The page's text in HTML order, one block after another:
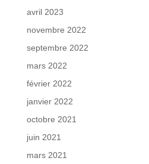
avril 2023
novembre 2022
septembre 2022
mars 2022
février 2022
janvier 2022
octobre 2021
juin 2021
mars 2021